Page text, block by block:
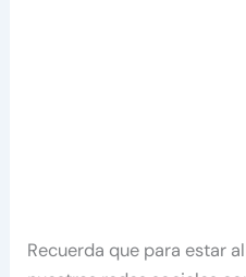
Recuerda que para estar